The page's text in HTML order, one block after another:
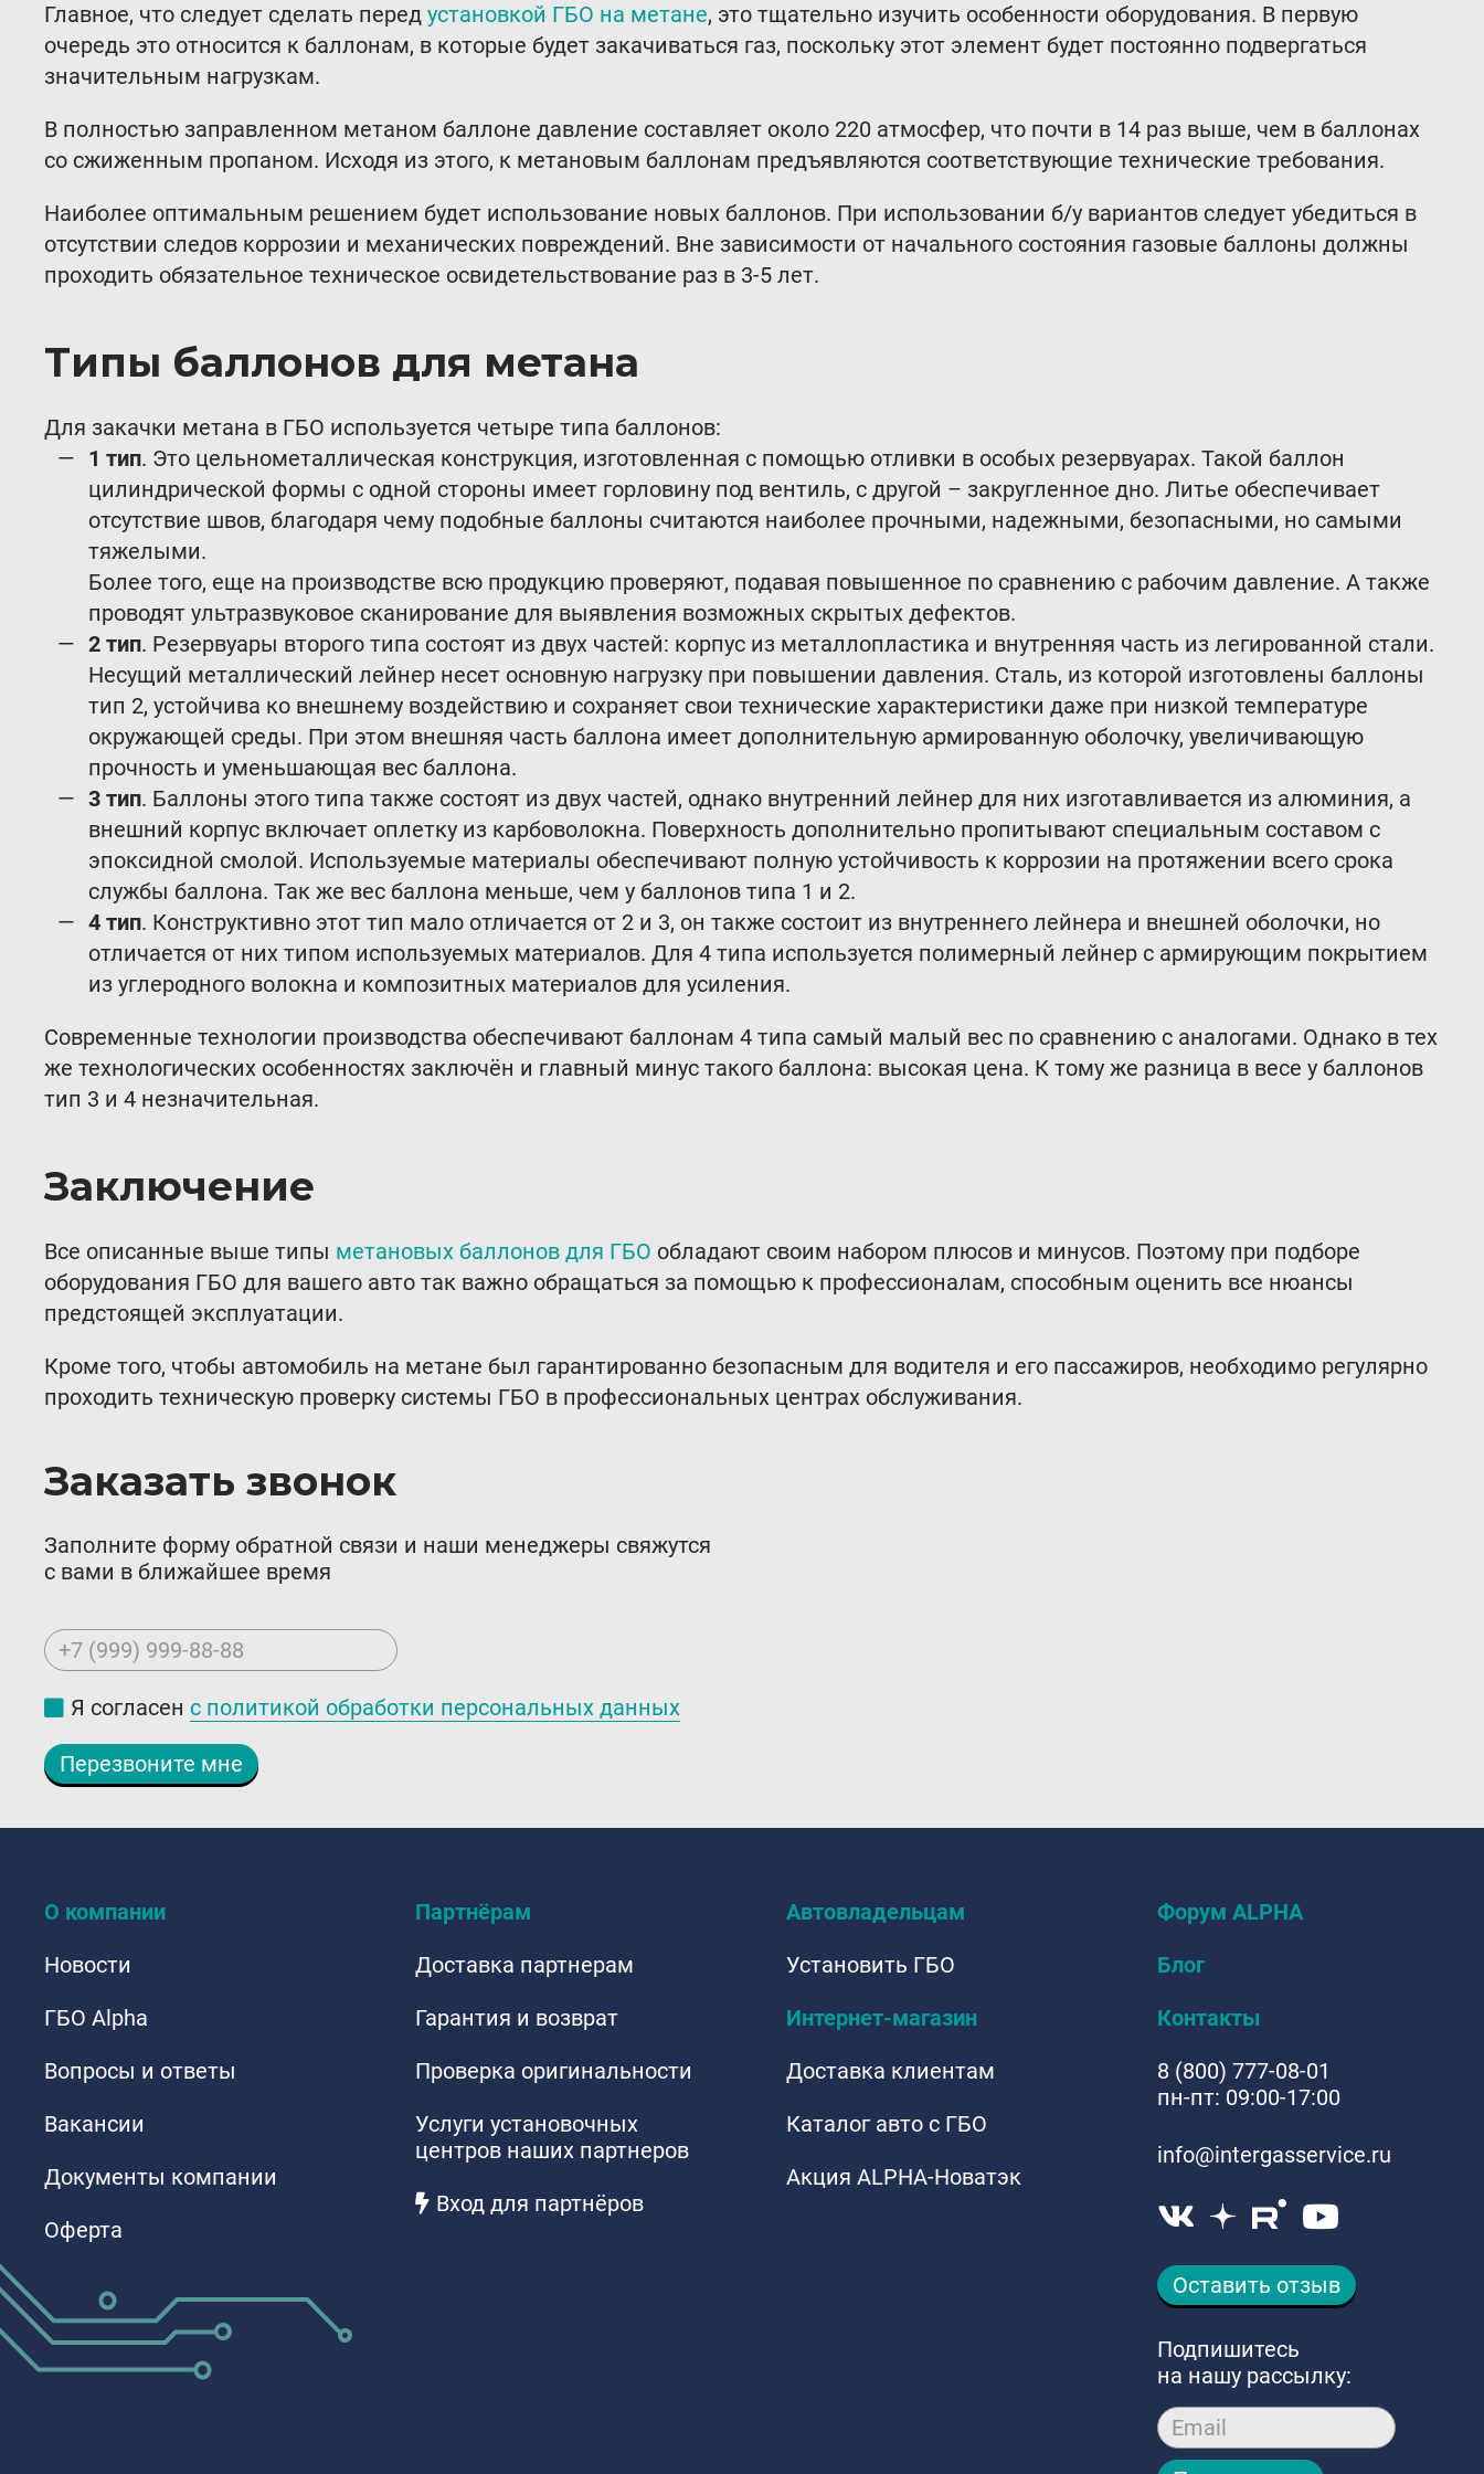
Оставить отзыв
Email
Главное, что следует сделать перед установкой ГБО на метане, это тщательно изучить особенности оборудования. В первую
очередь это относится к баллонам, в которые будет закачиваться газ, поскольку этот элемент будет постоянно подвергаться
значительным нагрузкам.
В полностью заправленном метаном баллоне давление составляет около 220 атмосфер, что почти в 14 раз выше, чем в баллонах
со сжиженным пропаном. Исходя из этого, к метановым баллонам предъявляются соответствующие технические требования.
Наиболее оптимальным решением будет использование новых баллонов. При использовании б/у вариантов следует убедиться в
отсутствии следов коррозии и механических повреждений. Вне зависимости от начального состояния газовые баллоны должны
проходить обязательное техническое освидетельствование раз в 3-5 лет.
Типы баллонов для метана
Для закачки метана в ГБО используется четыре типа баллонов:
1 тип. Это цельнометаллическая конструкция, изготовленная с помощью отливки в особых резервуарах. Такой баллон
цилиндрической формы с одной стороны имеет горловину под вентиль, с другой – закругленное дно. Литье обеспечивает
отсутствие швов, благодаря чему подобные баллоны считаются наиболее прочными, надежными, безопасными, но самыми
тяжелыми.
Более того, еще на производстве всю продукцию проверяют, подавая повышенное по сравнению с рабочим давление. А также
проводят ультразвуковое сканирование для выявления возможных скрытых дефектов.
2 тип. Резервуары второго типа состоят из двух частей: корпус из металлопластика и внутренняя часть из легированной стали.
Несущий металлический лейнер несет основную нагрузку при повышении давления. Сталь, из которой изготовлены баллоны
тип 2, устойчива ко внешнему воздействию и сохраняет свои технические характеристики даже при низкой температуре
окружающей среды. При этом внешняя часть баллона имеет дополнительную армированную оболочку, увеличивающую
прочность и уменьшающая вес баллона.
3 тип. Баллоны этого типа также состоят из двух частей, однако внутренний лейнер для них изготавливается из алюминия, а
внешний корпус включает оплетку из карбоволокна. Поверхность дополнительно пропитывают специальным составом с
эпоксидной смолой. Используемые материалы обеспечивают полную устойчивость к коррозии на протяжении всего срока
службы баллона. Так же вес баллона меньше, чем у баллонов типа 1 и 2.
4 тип. Конструктивно этот тип мало отличается от 2 и 3, он также состоит из внутреннего лейнера и внешней оболочки, но
отличается от них типом используемых материалов. Для 4 типа используется полимерный лейнер с армирующим покрытием
из углеродного волокна и композитных материалов для усиления.
Современные технологии производства обеспечивают баллонам 4 типа самый малый вес по сравнению с аналогами. Однако в тех
же технологических особенностях заключён и главный минус такого баллона: высокая цена. К тому же разница в весе у баллонов
тип 3 и 4 незначительная.
Заключение
Все описанные выше типы метановых баллонов для ГБО обладают своим набором плюсов и минусов. Поэтому при подборе
оборудования ГБО для вашего авто так важно обращаться за помощью к профессионалам, способным оценить все нюансы
предстоящей эксплуатации.
Кроме того, чтобы автомобиль на метане был гарантированно безопасным для водителя и его пассажиров, необходимо регулярно
проходить техническую проверку системы ГБО в профессиональных центрах обслуживания.
Заказать звонок
Заполните форму обратной связи и наши менеджеры свяжутся
с вами в ближайшее время
+7 (999) 999-88-88
Я согласен с политикой обработки персональных данных
Перезвоните мне
О компании
Новости
ГБО Alpha
Вопросы и ответы
Вакансии
Документы компании
Оферта
Партнёрам
Доставка партнерам
Гарантия и возврат
Проверка оригинальности
Услуги установочных
центров наших партнеров
Вход для партнёров
Автовладельцам
Установить ГБО
Интернет-магазин
Доставка клиентам
Каталог авто с ГБО
Акция ALPHA-Новатэк
Форум ALPHA
Блог
Контакты
8 (800) 777-08-01
пн-пт: 09:00-17:00
info@intergasservice.ru
Оставить отзыв
Подпишитесь
на нашу рассылку:
Email